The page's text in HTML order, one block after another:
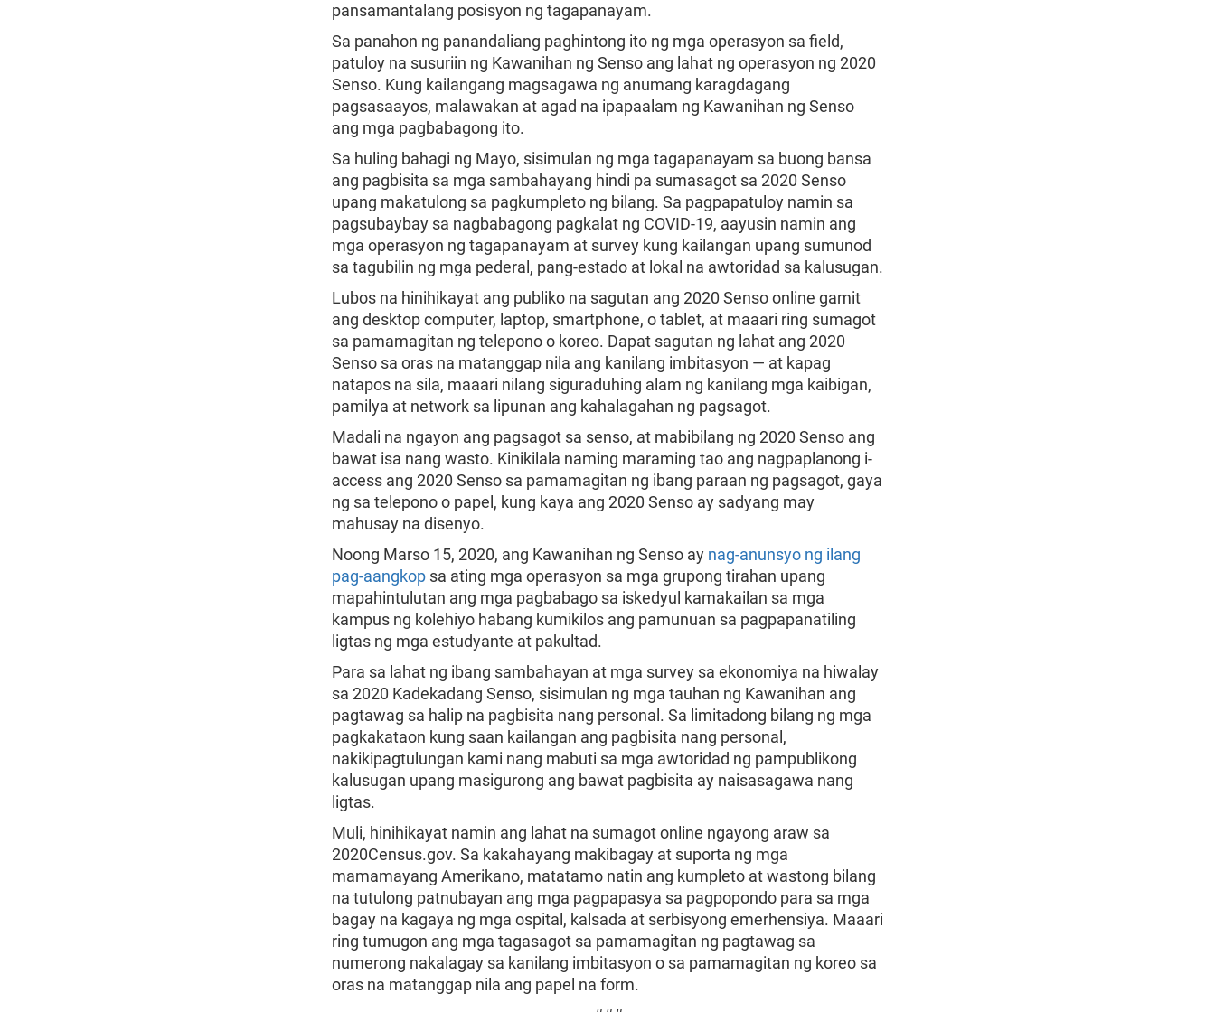
pansamantalang posisyon ng tagapanayam.
Sa panahon ng panandaliang paghintong ito ng mga operasyon sa field,
patuloy na susuriin ng Kawanihan ng Senso ang lahat ng operasyon ng 2020
Senso. Kung kailangang magsagawa ng anumang karagdagang
pagsasaayos, malawakan at agad na ipapaalam ng Kawanihan ng Senso
ang mga pagbabagong ito.
Sa huling bahagi ng Mayo, sisimulan ng mga tagapanayam sa buong bansa
ang pagbisita sa mga sambahayang hindi pa sumasagot sa 2020 Senso
upang makatulong sa pagkumpleto ng bilang. Sa pagpapatuloy namin sa
pagsubaybay sa nagbabagong pagkalat ng COVID-19, aayusin namin ang
mga operasyon ng tagapanayam at survey kung kailangan upang sumunod
sa tagubilin ng mga pederal, pang-estado at lokal na awtoridad sa kalusugan.
Lubos na hinihikayat ang publiko na sagutan ang 2020 Senso online gamit
ang desktop computer, laptop, smartphone, o tablet, at maaari ring sumagot
sa pamamagitan ng telepono o koreo. Dapat sagutan ng lahat ang 2020
Senso sa oras na matanggap nila ang kanilang imbitasyon — at kapag
natapos na sila, maaari nilang siguraduhing alam ng kanilang mga kaibigan,
pamilya at network sa lipunan ang kahalagahan ng pagsagot.
Madali na ngayon ang pagsagot sa senso, at mabibilang ng 2020 Senso ang
bawat isa nang wasto. Kinikilala naming maraming tao ang nagpaplanong i-
access ang 2020 Senso sa pamamagitan ng ibang paraan ng pagsagot, gaya
ng sa telepono o papel, kung kaya ang 2020 Senso ay sadyang may
mahusay na disenyo.
Noong Marso 15, 2020, ang Kawanihan ng Senso ay nag-anunsyo ng ilang
pag-aangkop sa ating mga operasyon sa mga grupong tirahan upang
mapahintulutan ang mga pagbabago sa iskedyul kamakailan sa mga
kampus ng kolehiyo habang kumikilos ang pamunuan sa pagpapanatiling
ligtas ng mga estudyante at pakultad.
Para sa lahat ng ibang sambahayan at mga survey sa ekonomiya na hiwalay
sa 2020 Kadekadang Senso, sisimulan ng mga tauhan ng Kawanihan ang
pagtawag sa halip na pagbisita nang personal. Sa limitadong bilang ng mga
pagkakataon kung saan kailangan ang pagbisita nang personal,
nakikipagtulungan kami nang mabuti sa mga awtoridad ng pampublikong
kalusugan upang masigurong ang bawat pagbisita ay naisasagawa nang
ligtas.
Muli, hinihikayat namin ang lahat na sumagot online ngayong araw sa
2020Census.gov. Sa kakahayang makibagay at suporta ng mga
mamamayang Amerikano, matatamo natin ang kumpleto at wastong bilang
na tutulong patnubayan ang mga pagpapasya sa pagpopondo para sa mga
bagay na kagaya ng mga ospital, kalsada at serbisyong emerhensiya. Maaari
ring tumugon ang mga tagasagot sa pamamagitan ng pagtawag sa
numerong nakalagay sa kanilang imbitasyon o sa pamamagitan ng koreo sa
oras na matanggap nila ang papel na form.